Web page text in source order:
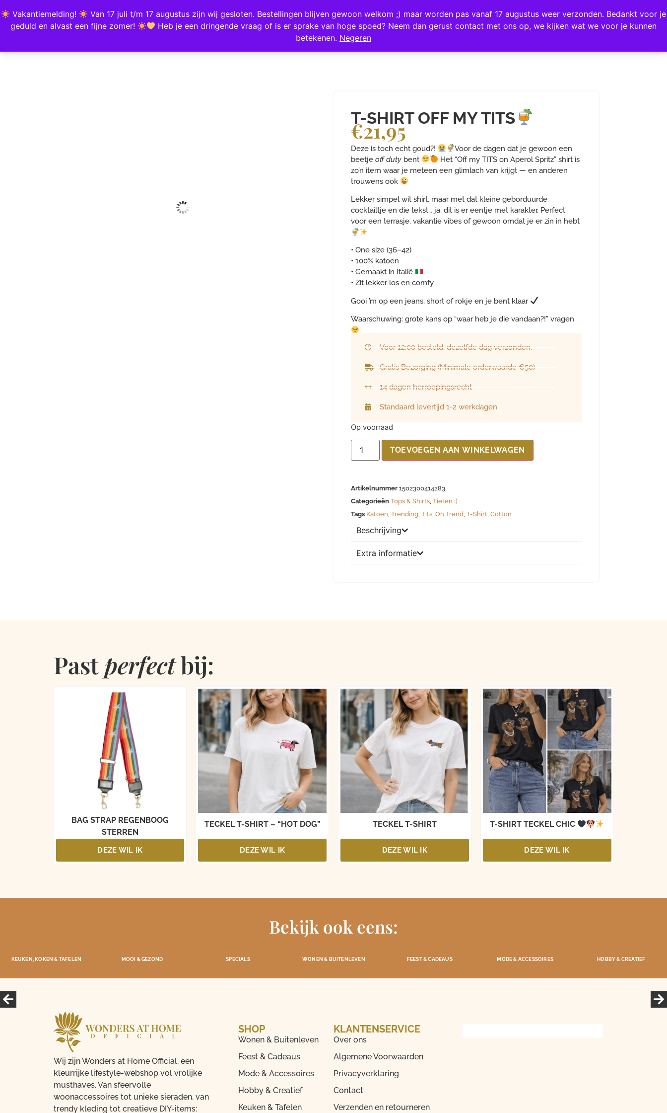
Vakantiemelding!
Van 17 juli t/m 17 augustus zijn wij gesloten. Bestellingen blijven gewoon welkom ;) maar worden pas vanaf 17 augustus weer verzonden. Bedankt voor je
geduld en alvast een fijne zomer!
Heb je een dringende vraag of is er sprake van hoge spoed? Neem dan gerust contact met ons op, we kijken wat we voor je kunnen
betekenen. Negeren
HOME SHOP BESTSELLERS ZERO WASTE SALE OVER ONS FAQ & CONTACT
T-SHIRT OFF MY TITS
€21,95
Deze is toch echt goud?!
Voor de dagen dat je gewoon een
beetje off dutybent
Het “Off my TITS on Aperol Spritz” shirt is
zo’n item waar je meteen een glimlach van krijgt — en anderen
trouwens ook
Lekker simpel wit shirt, maar met dat kleine geborduurde
cocktailtje en die tekst… ja, dit is er eentje met karakter. Perfect
voor een terrasje, vakantie vibes of gewoon omdat je er zin in hebt
• One size (36–42)
• 100% katoen
• Gemaakt in Italië
• Zit lekker los en comfy
Gooi ’m op een jeans, short of rokje en je bent klaar
Waarschuwing: grote kans op “waar heb je die vandaan?!” vragen
Voor 12:00 besteld, dezelfde dag verzonden.
Gratis Bezorging (Minimale orderwaarde €50)
14 dagen herroepingsrecht
Standaard levertijd 1-2 werkdagen
Op voorraad
TOEVOEGEN AAN WINKELWAGEN
Artikelnummer 1502300414283
Categorieën Tops & Shirts, Tieten :)
Tags Katoen, Trending, Tits, On Trend, T-Shirt, Cotton
Beschrijving
Extra informatie
Pastperfectbij:
BAG STRAP REGENBOOG
STERREN
DEZE WIL IK
TECKEL T-SHIRT – “HOT DOG”
DEZE WIL IK
TECKEL T-SHIRT
DEZE WIL IK
T-SHIRT TECKEL CHIC
DEZE WIL IK
Bekijk ook eens:
KEUKEN, KOKEN & TAFELEN MOOI & GEZOND SPECIALS WONEN & BUITENLEVEN FEEST & CADEAUS MODE & ACCESSOIRES HOBBY & CREATIEF
Wij zijn Wonders at Home Official, een
kleurrijke lifestyle-webshop vol vrolijke
musthaves. Van sfeervolle
woonaccessoires tot unieke sieraden, van
trendy kleding tot creatieve DIY-items:
SHOP
Wonen & Buitenleven
Feest & Cadeaus
Mode & Accessoires
Hobby & Creatief
Keuken & Tafelen
KLANTENSERVICE
Over ons
Algemene Voorwaarden
Privacyverklaring
Contact
Verzenden en retourneren